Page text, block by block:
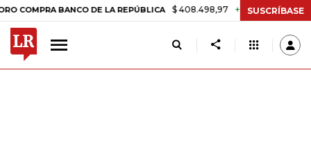
BANCO DE LA REPÚBLICA $ 408.498,97 +$ 8.753,81 +2,19%
SUSCRÍBASE